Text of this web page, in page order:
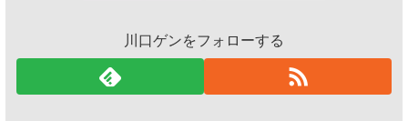
川口ゲンをフォローする